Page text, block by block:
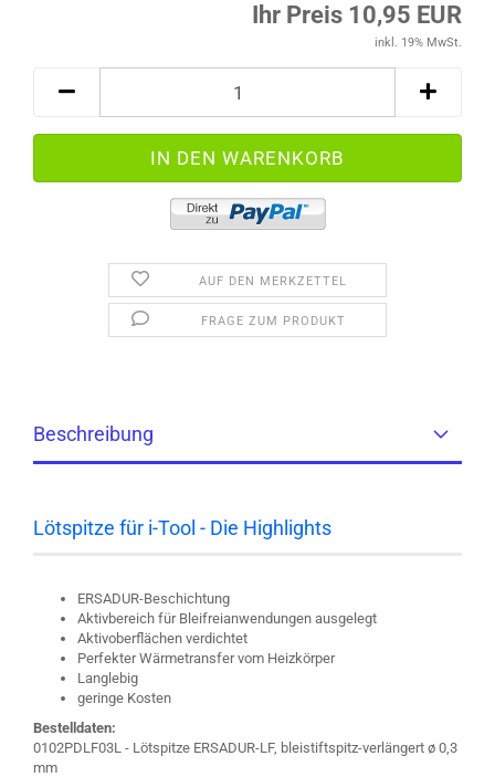
Ihr Preis 10,95 EUR
inkl. 19% MwSt.
AUF DEN MERKZETTEL
FRAGE ZUM PRODUKT
Beschreibung
Lötspitze für i-Tool - Die Highlights
ERSADUR-Beschichtung
Aktivbereich für Bleifreianwendungen ausgelegt
Aktivoberflächen verdichtet
Perfekter Wärmetransfer vom Heizkörper
Langlebig
geringe Kosten
Bestelldaten:
0102PDLF03L - Lötspitze ERSADUR-LF, bleistiftspitz-verlängert ø 0,3
mm